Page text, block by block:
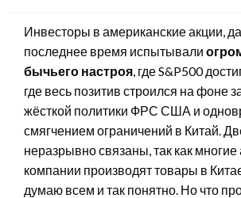
Инвесторы в американские акции,
последнее время испытывали
бычьего настроя, где S&P500
где весь позитив строился на фоне
жёсткой политики ФРС США и
смягчением ограничений в Китай.
неразрывно связаны, так как
компании производят товары в
думаю всем и так понятно. Но что